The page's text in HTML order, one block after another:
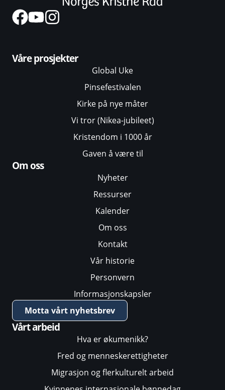
Våre prosjekter
Global Uke
Pinsefestivalen
Kirke på nye måter
Vi tror (Nikea-jubileet)
Kristendom i 1000 år
Gaven å være til
Om oss
Nyheter
Ressurser
Kalender
Om oss
Kontakt
Vår historie
Personvern
Informasjonskapsler
Motta vårt nyhetsbrev
Vårt arbeid
Hva er økumenikk?
Fred og menneskerettigheter
Migrasjon og flerkulturelt arbeid